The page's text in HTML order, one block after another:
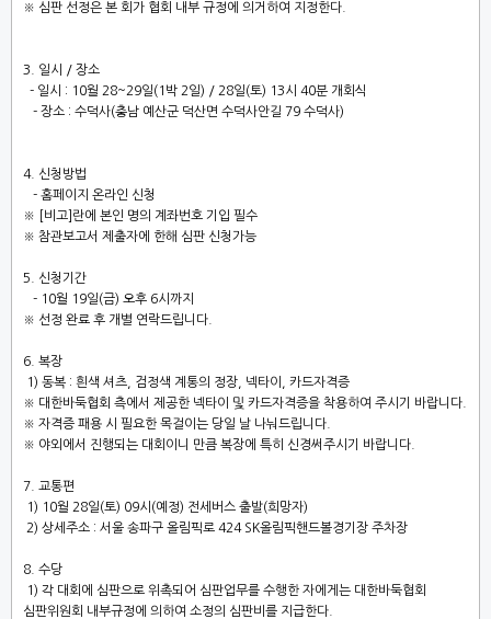
※ 심판 선정은 본 회가 협회 내부 규정에 의거하여 지정한다
3. 일시 / 장소
- 일시 : 10월 28~29일(1 박 2일) / 28일(토) 13시 40분 개회식
- 장소 : 수덕사(충남 예산군 덕산면 수덕사안길 79 수덕사)
4. 신청방법
- 홈페이지 온라인 신청
※
비고 란에 본인 명의 계좌번호 기입 필수
※ 참관보고서 제출자에 한해 심판 신청가능
5. 신청기간
- 10월 19일(금) 오후 6시까지
※ 선정 완료 후 개별 연락드립니다
6. 복장
1) 동복 : 흰색 셔츠 검정색 계통의 정장 넥타이
카드자격증
※ 대한바둑협회 측에서 제공한 넥타이 및 카드자격증을 착용하여 주시기 바랍니다
※ 자격증 패용 시 필요한 목걸이는 당일 날 나눠드립니다
※ 야외에서 진행되는 대회이니 만큼 복장에 특히 신경써주시기 바랍니다
7. 교통편
1) 10월 28일(토) 09시 (예정) 전세버스 출발(희망자)
2) 상세주소 : 서울 송파구 올림픽로 424 SK올림픽핸드볼경기장 주차장
8. 수당
1) 각 대회에 심판으로 위촉되어 심판업무를 수행한 자에게는 대한바둑협회
심판위원회 내부규정에 의하여 소정의 심판비를 지급한다